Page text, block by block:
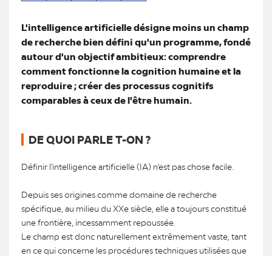
L'intelligence artificielle désigne moins un champ
de recherche bien défini qu'un programme, fondé
autour d'un objectif ambitieux: comprendre
comment fonctionne la cognition humaine et la
reproduire ; créer des processus cognitifs
comparables à ceux de l'être humain.
DE QUOI PARLE T-ON ?
Définir l'intelligence artificielle (IA) n'est pas chose facile.
Depuis ses origines comme domaine de recherche
spécifique, au milieu du XXe siècle, elle a toujours constitué
une frontière, incessamment repoussée.
Le champ est donc naturellement extrêmement vaste, tant
en ce qui concerne les procédures techniques utilisées que